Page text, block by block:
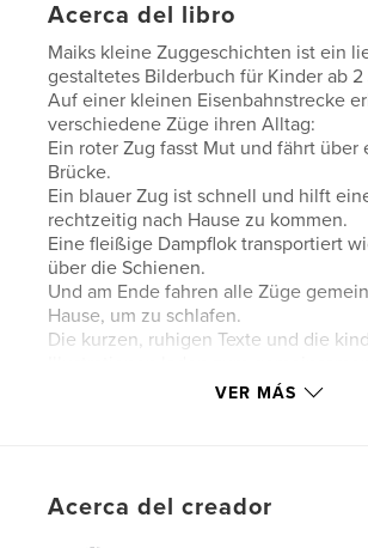
Acerca del libro
Maiks kleine Zuggeschichten ist ein
gestaltetes Bilderbuch für Kinder ab 2
Auf einer kleinen Eisenbahnstrecke
verschiedene Züge ihren Alltag:
Ein roter Zug fasst Mut und fährt über
Brücke.
Ein blauer Zug ist schnell und hilft
rechtzeitig nach Hause zu kommen.
Eine fleißige Dampflok transportiert
über die Schienen.
Und am Ende fahren alle Züge
Hause, um zu schlafen.
Die kurzen, ruhigen Texte und die
Einschlafen oder als persönliches
VER MÁS
Acerca del creador